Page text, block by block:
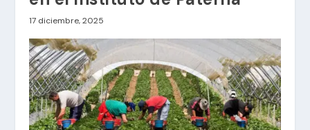
17 diciembre, 2025